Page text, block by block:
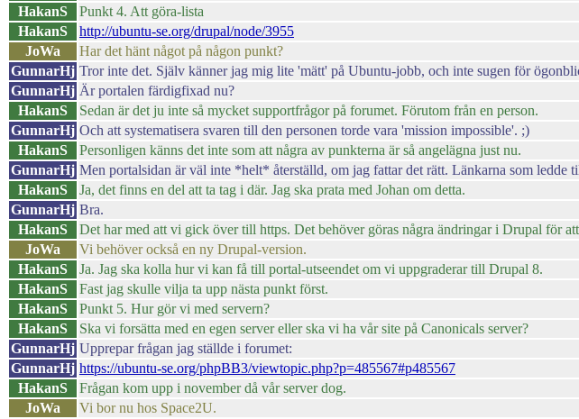
HakanS
Punkt 4. Att göra-lista
HakanS
http://ubuntu-se.org/drupal/node/3955
JoWa
Har det hänt något på någon punkt?
GunnarHj Tror inte det. Själv känner jag mig lite 'mätt' på Ubuntu-jobb, och inte sugen för
GunnarHj Är portalen färdigfixad nu?
HakanS
Sedan är det ju inte så mycket supportfrågor på forumet. Förutom från en person.
GunnarHj Och att systematisera svaren till den personen torde vara 'mission impossible'. ;)
HakanS
Personligen känns det inte som att några av punkterna är så angelägna just nu.
GunnarHj Men portalsidan är väl inte *helt* återställd, om jag fattar det rätt. Länkarna som ledde
HakanS
Ja, det finns en del att ta tag i där. Jag ska prata med Johan om detta.
GunnarHj Bra.
HakanS
Det har med att vi gick över till https. Det behöver göras några ändringar i Drupal för
JoWa
Vi behöver också en ny Drupal-version.
HakanS
Ja. Jag ska kolla hur vi kan få till portal-utseendet om vi uppgraderar till Drupal 8.
HakanS
Fast jag skulle vilja ta upp nästa punkt först.
HakanS
Punkt 5. Hur gör vi med servern?
HakanS
Ska vi forsätta med en egen server eller ska vi ha vår site på Canonicals server?
GunnarHj Upprepar frågan jag ställde i forumet:
GunnarHj https://ubuntu-se.org/phpBB3/viewtopic.php?p=485567#p485567
HakanS
Frågan kom upp i november då vår server dog.
JoWa
Vi bor nu hos Space2U.